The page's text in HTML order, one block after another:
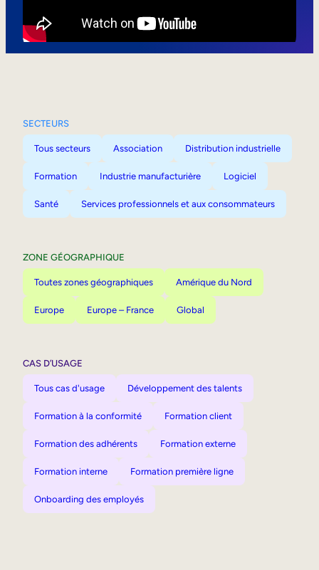
SECTEURS
Tous secteurs Association Distribution industrielle
Formation Industrie manufacturière Logiciel
Santé Services professionnels et aux consommateurs
ZONE GÉOGRAPHIQUE
Toutes zones géographiques Amérique du Nord
Europe Europe – France Global
CAS D’USAGE
Tous cas d'usage Développement des talents
Formation à la conformité Formation client
Formation des adhérents Formation externe
Formation interne Formation première ligne
Onboarding des employés